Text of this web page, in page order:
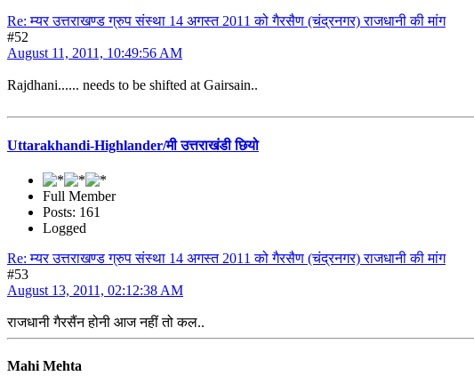
Re: म्यर उत्तराखण्ड ग्रुप संस्था 14 अगस्त 2011 को गैरसैण (चंद्रनगर) राजधानी की मांग
#52
August 11, 2011, 10:49:56 AM
Rajdhani...... needs to be shifted at Gairsain..
Uttarakhandi-Highlander/मी उत्तराखंडी छियो
Full Member
Posts: 161
Logged
Re: म्यर उत्तराखण्ड ग्रुप संस्था 14 अगस्त 2011 को गैरसैण (चंद्रनगर) राजधानी की मांग
#53
August 13, 2011, 02:12:38 AM
राजधानी गैरसैंन होनी आज नहीं तो कल..
Mahi Mehta